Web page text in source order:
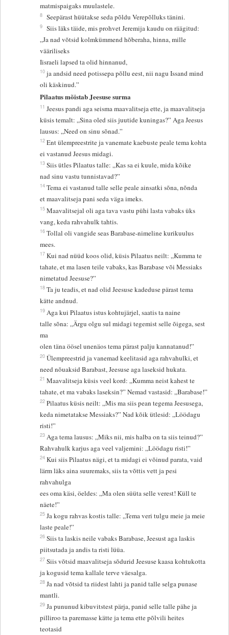
matmispaigaks muulastele.
8 Seepärast hüütakse seda põldu Verepõlluks tänini.
9 Siis läks täide, mis prohvet Jeremija kaudu on räägitud:
„Ja nad võtsid kolmkümmend hõberaha, hinna, mille
vääriliseks
Iisraeli lapsed ta olid hinnanud,
10 ja andsid need potissepa põllu eest, nii nagu Issand mind
oli käskinud.”
Pilaatus mõistab Jeesuse surma
11 Jeesus pandi aga seisma maavalitseja ette, ja maavalitseja
küsis temalt: „Sina oled siis juutide kuningas?” Aga Jeesus
lausus: „Need on sinu sõnad.”
12 Ent ülempreestrite ja vanemate kaebuste peale tema kohta
ei vastanud Jeesus midagi.
13 Siis ütles Pilaatus talle: „Kas sa ei kuule, mida kõike
nad sinu vastu tunnistavad?”
14 Tema ei vastanud talle selle peale ainsatki sõna, nõnda
et maavalitseja pani seda väga imeks.
15 Maavalitsejal oli aga tava vastu pühi lasta vabaks üks
vang, keda rahvahulk tahtis.
16 Tollal oli vangide seas Barabase-nimeline kurikuulus
mees.
17 Kui nad nüüd koos olid, küsis Pilaatus neilt: „Kumma te
tahate, et ma lasen teile vabaks, kas Barabase või Messiaks
nimetatud Jeesuse?”
18 Ta ju teadis, et nad olid Jeesuse kadeduse pärast tema
kätte andnud.
19 Aga kui Pilaatus istus kohtujärjel, saatis ta naine
talle sõna: „Ärgu olgu sul midagi tegemist selle õigega, sest
ma
olen täna öösel unenäos tema pärast palju kannatanud!”
20 Ülempreestrid ja vanemad keelitasid aga rahvahulki, et
need nõuaksid Barabast, Jeesuse aga laseksid hukata.
21 Maavalitseja küsis veel kord: „Kumma neist kahest te
tahate, et ma vabaks laseksin?” Nemad vastasid: „Barabase!”
22 Pilaatus küsis neilt: „Mis ma siis pean tegema Jeesusega,
keda nimetatakse Messiaks?” Nad kõik ütlesid: „Löödagu
risti!”
23 Aga tema lausus: „Miks nii, mis halba on ta siis teinud?”
Rahvahulk karjus aga veel valjemini: „Löödagu risti!”
24 Kui siis Pilaatus nägi, et ta midagi ei võinud parata, vaid
lärm läks aina suuremaks, siis ta võttis vett ja pesi
rahvahulga
ees oma käsi, öeldes: „Ma olen süüta selle verest! Küll te
näete!”
25 Ja kogu rahvas kostis talle: „Tema veri tulgu meie ja meie
laste peale!”
26 Siis ta laskis neile vabaks Barabase, Jeesust aga laskis
piitsutada ja andis ta risti lüüa.
27 Siis võtsid maavalitseja sõdurid Jeesuse kaasa kohtukotta
ja kogusid tema kallale terve väesalga.
28 Ja nad võtsid ta riidest lahti ja panid talle selga punase
mantli.
29 Ja pununud kibuvitstest pärja, panid selle talle pähe ja
pilliroo ta paremasse kätte ja tema ette põlvili heites
teotasid